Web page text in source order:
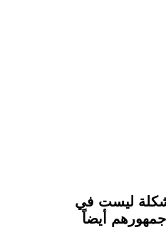
ليست في
أيضاً